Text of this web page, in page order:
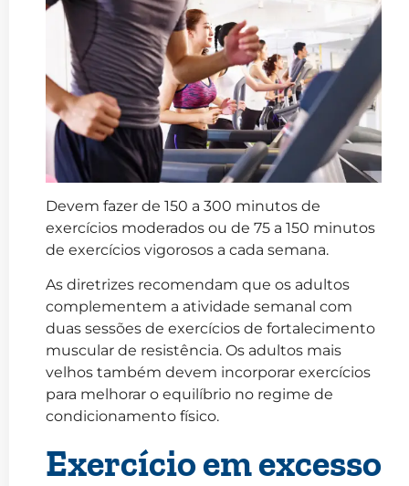
Devem fazer de 150 a 300 minutos de
exercícios moderados ou de 75 a 150 minutos
de exercícios vigorosos a cada semana.
As diretrizes recomendam que os adultos
complementem a atividade semanal com
duas sessões de exercícios de fortalecimento
muscular de resistência. Os adultos mais
velhos também devem incorporar exercícios
para melhorar o equilíbrio no regime de
condicionamento físico.
Exercício em excesso